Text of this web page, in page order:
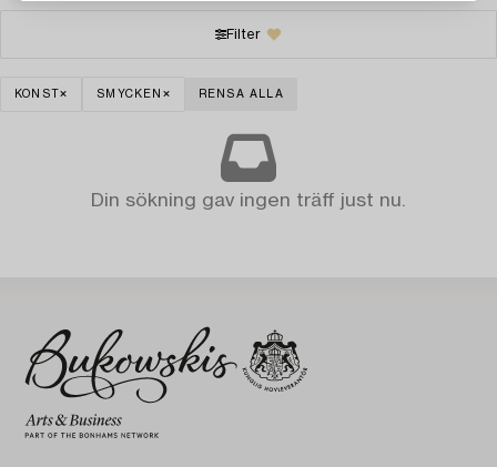
Filter
KONST SMYCKEN RENSA ALLA
Din sökning gav ingen träff just nu.